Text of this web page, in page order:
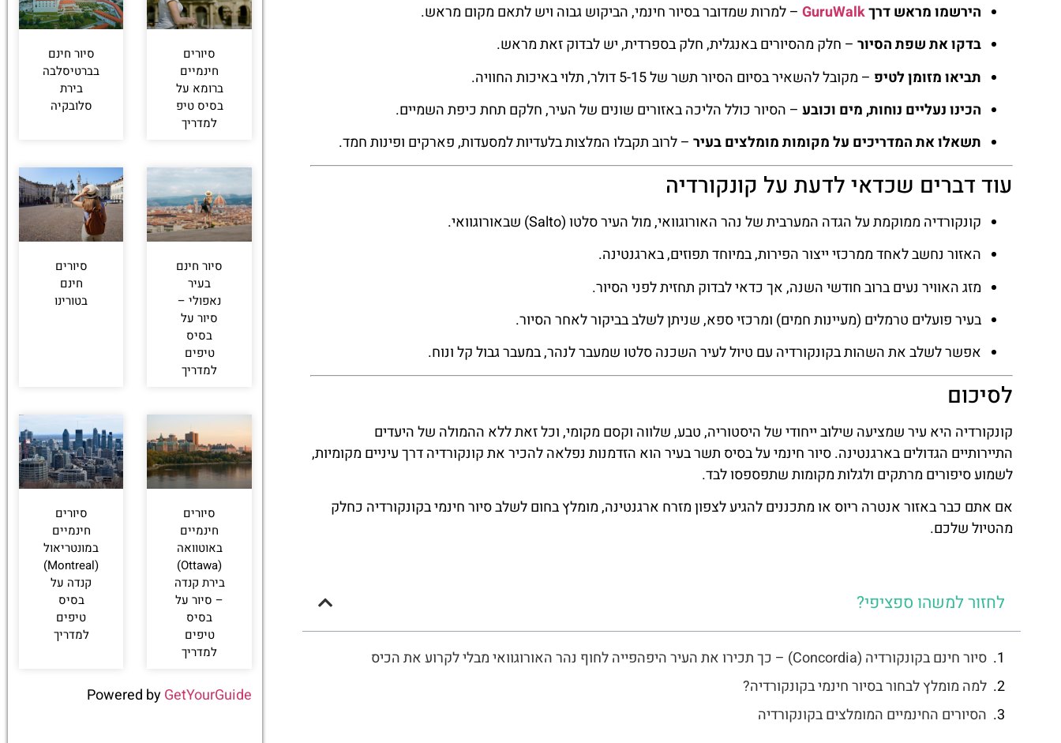
הירשמו מראש דרךGuruWalk– למרות שמדובר בסיור חינמי, הביקוש גבוה ויש לתאם מקום מראש.
בדקו את שפת הסיור– חלק מהסיורים באנגלית, חלק בספרדית, יש לבדוק זאת מראש.
תביאו מזומן לטיפ – מקובל להשאיר בסיום הסיור תשר של 5-15 דולר, תלוי באיכות החוויה.
הכינו נעליים נוחות, מים וכובע– הסיור כולל הליכה באזורים שונים של העיר, חלקם תחת כיפת השמיים.
תשאלו את המדריכים על מקומות מומלצים בעיר– לרוב תקבלו המלצות בלעדיות למסעדות, פארקים ופינות חמד.
עוד דברים שכדאי לדעת על קונקורדיה
קונקורדיה ממוקמת על הגדה המערבית של נהר האורוגוואי, מול העיר סלטו (Salto) שבאורוגוואי.
האזור נחשב לאחד ממרכזי ייצור הפירות, במיוחד תפוזים, בארגנטינה.
מזג האוויר נעים ברוב חודשי השנה, אך כדאי לבדוק תחזית לפני הסיור.
בעיר פועלים טרמלים (מעיינות חמים) ומרכזי ספא, שניתן לשלב בביקור לאחר הסיור.
אפשר לשלב את השהות בקונקורדיה עם טיול לעיר השכנה סלטו שמעבר לנהר, במעבר גבול קל ונוח.
לסיכום
קונקורדיה היא עיר שמציעה שילוב ייחודי של היסטוריה, טבע, שלווה וקסם מקומי, וכל זאת ללא ההמולה של היעדים
התיירותיים הגדולים בארגנטינה. סיור חינמי על בסיס תשר בעיר הוא הזדמנות נפלאה להכיר את קונקורדיה דרך עיניים מקומיות,
לשמוע סיפורים מרתקים ולגלות מקומות שתפספסו לבד.
אם אתם כבר באזור אנטרה ריוס או מתכננים להגיע לצפון מזרח ארגנטינה, מומלץ בחום לשלב סיור חינמי בקונקורדיה כחלק
מהטיול שלכם.
לחזור למשהו ספציפי?
סיור חינם בקונקורדיה (Concordia) – כך תכירו את העיר היפהפייה לחוף נהר האורוגוואי מבלי לקרוע את הכיס
למה מומלץ לבחור בסיור חינמי בקונקורדיה?
הסיורים החינמיים המומלצים בקונקורדיה
סיורים
חינמיים
ברומא על
בסיס טיפ
למדריך
סיור חינם
בברטיסלבה
בירת
סלובקיה
סיור חינם
בעיר
נאפולי –
סיור על
בסיס
טיפים
למדריך
סיורים
חינם
בטורינו
סיורים
חינמיים
באוטוואה
(Ottawa)
בירת קנדה
– סיור על
בסיס
טיפים
למדריך
סיורים
חינמיים
במונטריאול
(Montreal)
קנדה על
בסיס
טיפים
למדריך
Powered byGetYourGuide